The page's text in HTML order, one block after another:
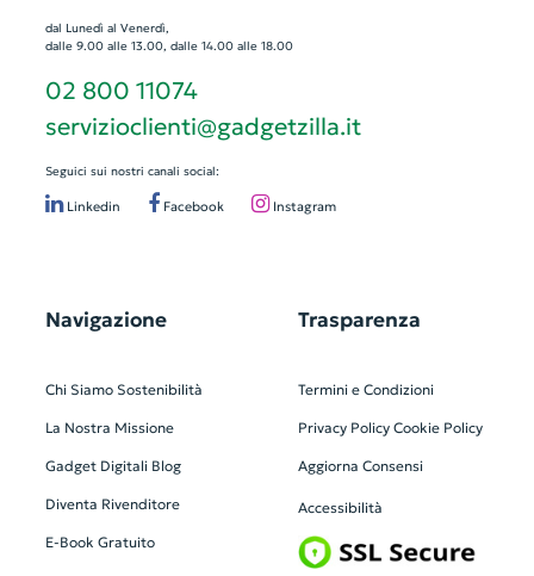
dal Lunedì al Venerdì,
dalle 9.00 alle 13.00, dalle 14.00 alle 18.00
02 800 11074
servizioclienti@gadgetzilla.it
Seguici sui nostri canali social:
Linkedin Facebook Instagram
Navigazione
Chi Siamo Sostenibilità
La Nostra Missione
Gadget Digitali Blog
Diventa Rivenditore
E-Book Gratuito
Trasparenza
Termini e Condizioni
Privacy Policy Cookie Policy
Aggiorna Consensi
Accessibilità